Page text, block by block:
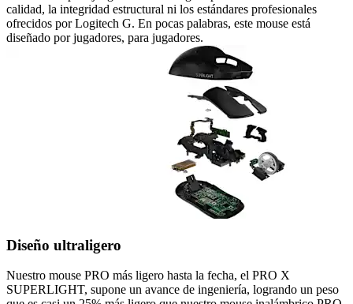
calidad, la integridad estructural ni los estándares profesionales
ofrecidos por Logitech G. En pocas palabras, este mouse está
diseñado por jugadores, para jugadores.
Diseño ultraligero
Nuestro mouse PRO más ligero hasta la fecha, el PRO X
SUPERLIGHT, supone un avance de ingeniería, logrando un peso